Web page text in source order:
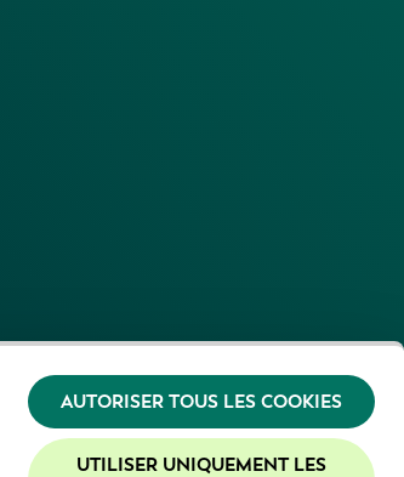
AUTORISER TOUS LES COOKIES
UTILISER UNIQUEMENT LES